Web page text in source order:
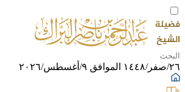
٢٦/صفر/١٤٤٨ الموافق ٩/أغسطس/٢٠٢٦